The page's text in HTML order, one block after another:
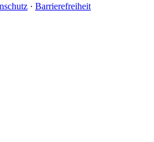
· Barrierefreiheit